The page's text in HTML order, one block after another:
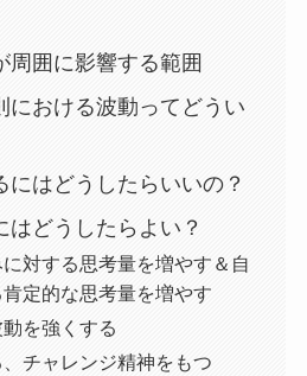
周囲に影響する範囲
における波動ってどうい
にはどうしたらいいの？
はどうしたらよい？
対する思考量を増やす＆自
定的な思考量を増やす
を強くする
チャレンジ精神をもつ